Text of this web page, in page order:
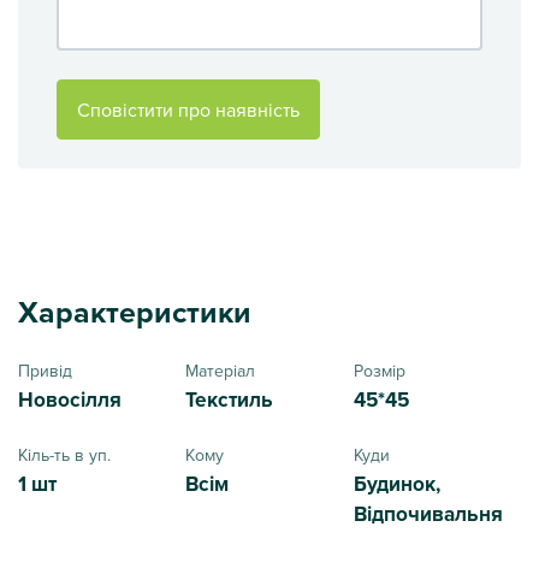
Сповістити про наявність
Характеристики
Привід
Новосілля
Матеріал
Текстиль
Розмір
45*45
Кіль-ть в уп.
1 шт
Кому
Всім
Куди
Будинок,
Відпочивальня